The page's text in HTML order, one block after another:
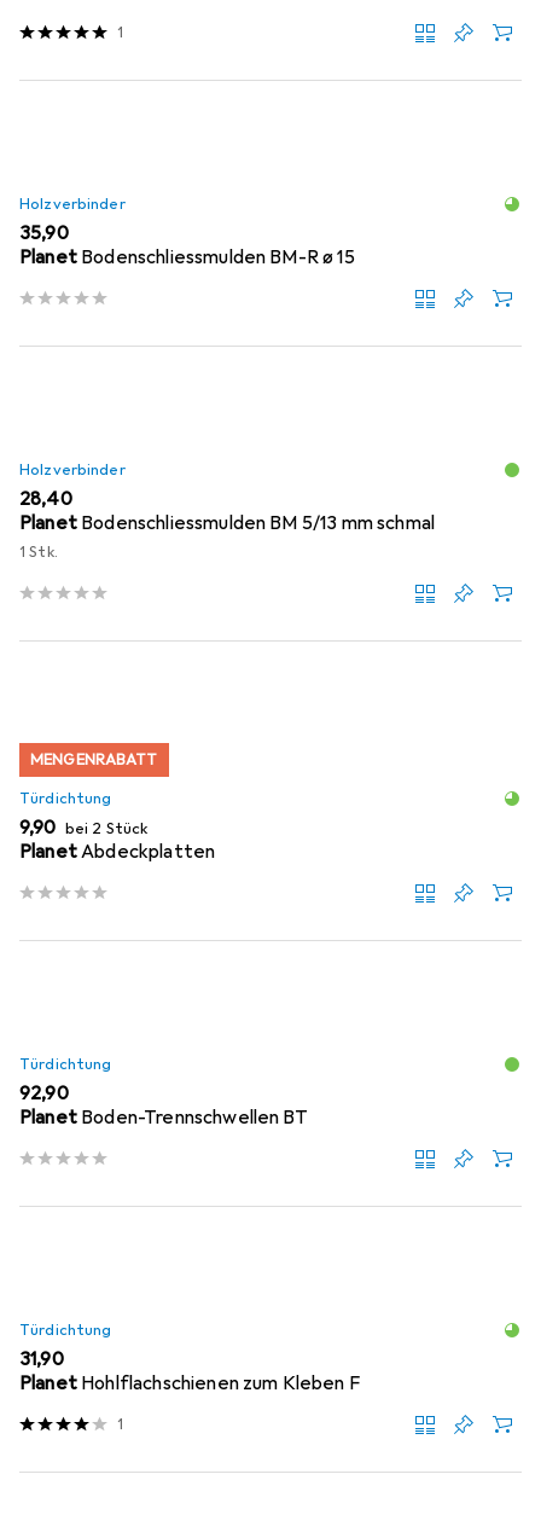
1
Holzverbinder
EUR
35,90
Planet Bodenschliessmulden BM-R ø 15
Holzverbinder
EUR
28,40
Planet Bodenschliessmulden BM 5/13 mm schmal
1 Stk.
MENGENRABATT
Türdichtung
EUR
9,90 bei 2 Stück
PlanetAbdeckplatten
Türdichtung
EUR
92,90
Planet Boden-Trennschwellen BT
Türdichtung
EUR
31,90
Planet Hohlflachschienen zum Kleben F
1